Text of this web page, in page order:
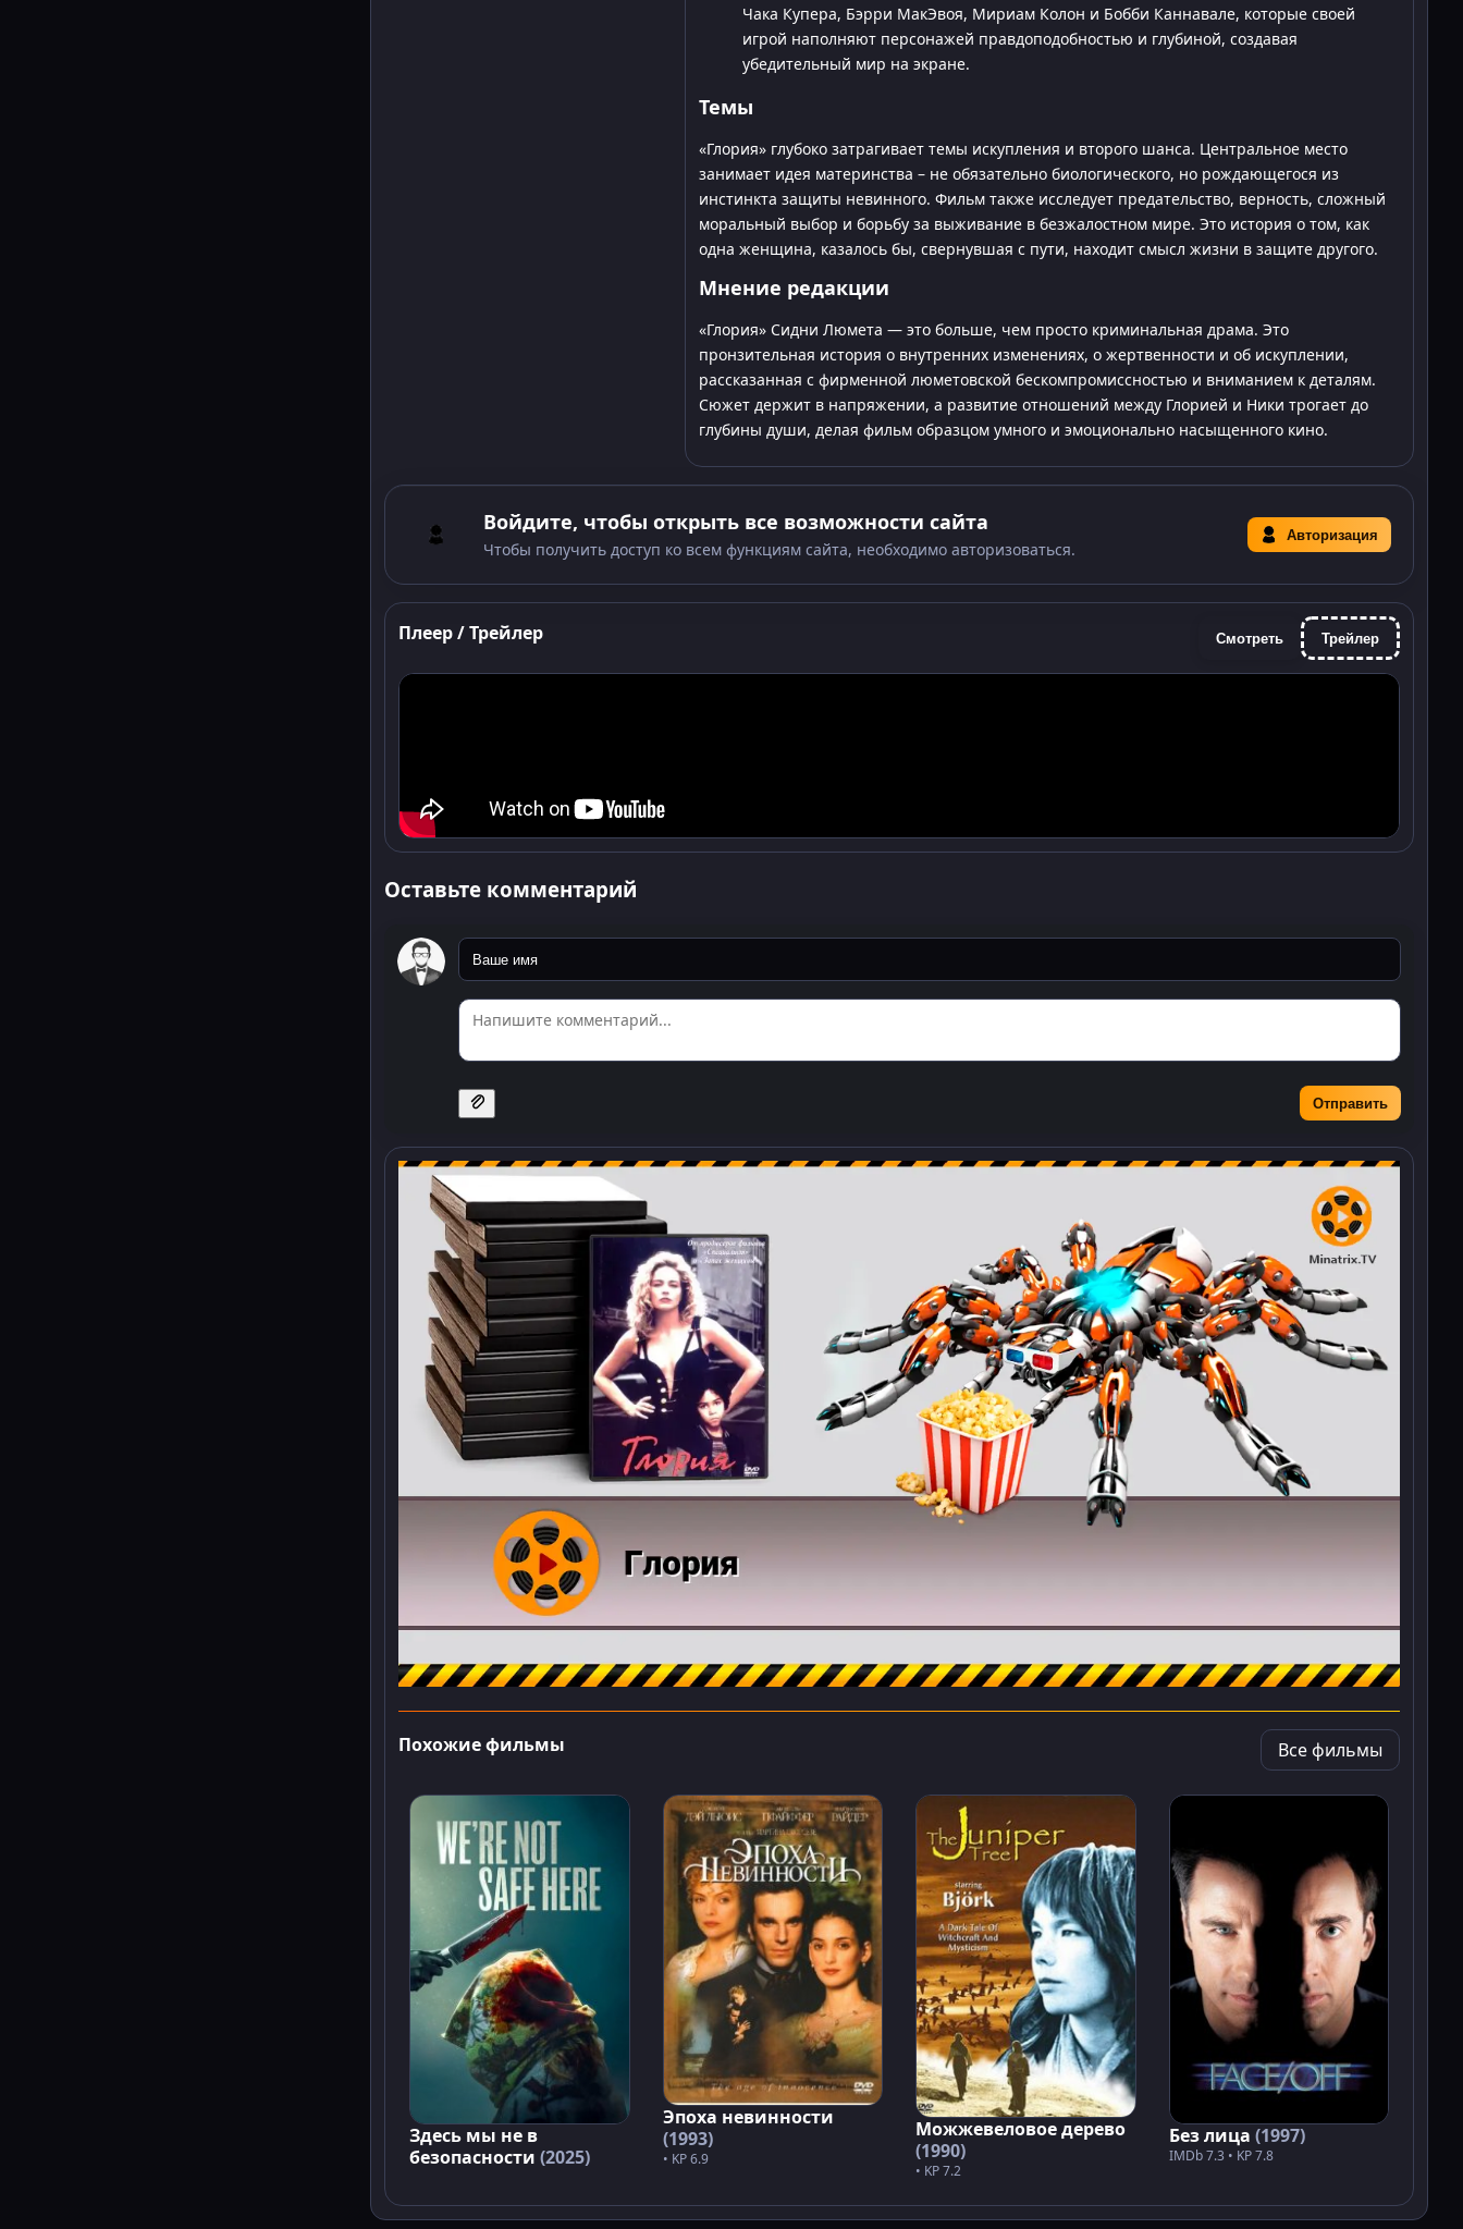
Чака Купера, Бэрри МакЭвоя, Мириам Колон и Бобби Каннавале, которые своей
игрой наполняют персонажей правдоподобностью и глубиной, создавая
убедительный мир на экране.
Темы
«Глория» глубоко затрагивает темы искупления и второго шанса. Центральное место
занимает идея материнства – не обязательно биологического, но рождающегося из
инстинкта защиты невинного. Фильм также исследует предательство, верность, сложный
моральный выбор и борьбу за выживание в безжалостном мире. Это история о том, как
одна женщина, казалось бы, свернувшая с пути, находит смысл жизни в защите другого.
Мнение редакции
«Глория» Сидни Люмета — это больше, чем просто криминальная драма. Это
пронзительная история о внутренних изменениях, о жертвенности и об искуплении,
рассказанная с фирменной люметовской бескомпромиссностью и вниманием к деталям.
Сюжет держит в напряжении, а развитие отношений между Глорией и Ники трогает до
глубины души, делая фильм образцом умного и эмоционально насыщенного кино.
Войдите, чтобы открыть все возможности сайта
Чтобы получить доступ ко всем функциям сайта, необходимо авторизоваться.
Авторизация
Плеер / Трейлер Смотреть Трейлер
Оставьте комментарий
Отправить
Похожие фильмы Все фильмы
Здесь мы не в
безопасности (2025)
Эпоха невинности
(1993)
• KP 6.9
Можжевеловое дерево
(1990)
• KP 7.2
Без лица (1997)
IMDb 7.3 • KP 7.8